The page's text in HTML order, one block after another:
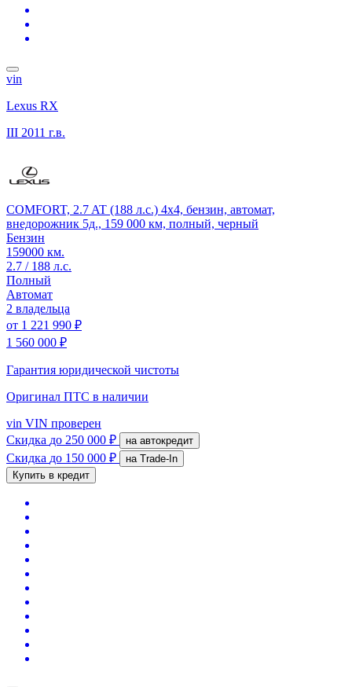
vin
Lexus RX
III 2011 г.в.
COMFORT, 2.7 AT (188 л.с.) 4x4, бензин, автомат,
внедорожник 5д., 159 000 км, полный, черный
Бензин
159000 км.
2.7 / 188 л.с.
Полный
Автомат
2 владельца
от 1 221 990 ₽
1 560 000 ₽
Гарантия юридической чистоты
Оригинал ПТС в наличии
vin VIN проверен
Скидка до 250 000 ₽ на автокредит
Скидка до 150 000 ₽
на Trade-In
Купить в кредит